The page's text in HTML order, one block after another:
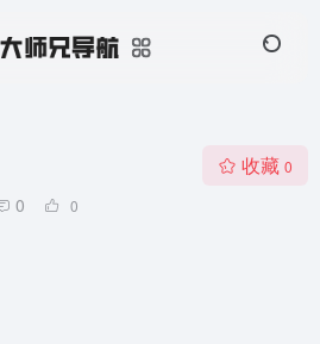
0 0
收藏 0